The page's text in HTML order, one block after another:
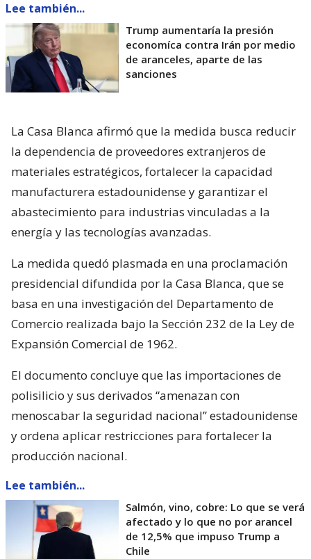
Lee también...
Trump aumentaría la presión
economíca contra Irán por medio
de aranceles, aparte de las
sanciones
La Casa Blanca afirmó que la medida busca reducir
la dependencia de proveedores extranjeros de
materiales estratégicos, fortalecer la capacidad
manufacturera estadounidense y garantizar el
abastecimiento para industrias vinculadas a la
energía y las tecnologías avanzadas.
La medida quedó plasmada en una proclamación
presidencial difundida por la Casa Blanca, que se
basa en una investigación del Departamento de
Comercio realizada bajo la Sección 232 de la Ley de
Expansión Comercial de 1962.
El documento concluye que las importaciones de
polisilicio y sus derivados “amenazan con
menoscabar la seguridad nacional” estadounidense
y ordena aplicar restricciones para fortalecer la
producción nacional.
Lee también...
Salmón, vino, cobre: Lo que se verá
afectado y lo que no por arancel
de 12,5% que impuso Trump a
Chile